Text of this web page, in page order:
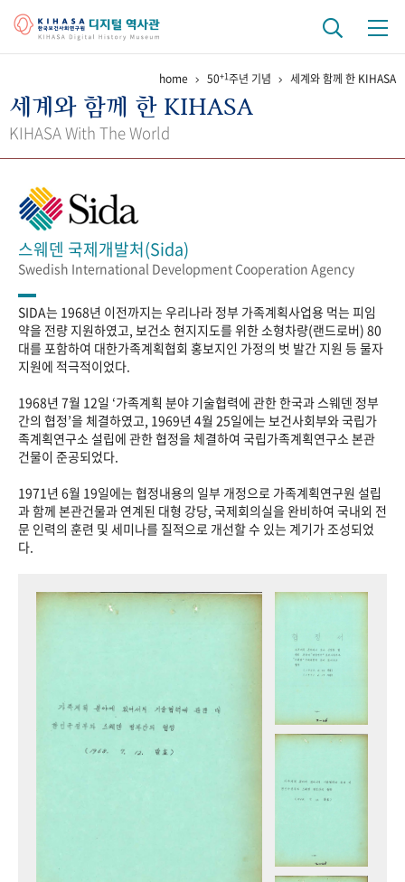
걸어온 길 기관 변천사 역대 기관장
정책과 연구 키워드로 보는 연구 역사
간행물 변천사
기록물 아카이브
사진 아카이브 문서 기록물 행정박물 영상 기록물
성과 50선 숫자로 보는 50년 50+1주년 광장
세계와 함께 한 KIHASA
VR 역사관
home 50+1주년 기념 세계와 함께 한 KIHASA
세계와 함께 한 KIHASA
KIHASA With The World
스웨덴 국제개발처(Sida)
Swedish International Development Cooperation Agency
SIDA는 1968년 이전까지는 우리나라 정부 가족계획사업용 먹는 피임
약을 전량 지원하였고, 보건소 현지지도를 위한 소형차량(랜드로버) 80
대를 포함하여 대한가족계획협회 홍보지인 가정의 벗 발간 지원 등 물자
지원에 적극적이었다.
1968년 7월 12일 ‘가족계획 분야 기술협력에 관한 한국과 스웨덴 정부
간의 협정’을 체결하였고, 1969년 4월 25일에는 보건사회부와 국립가
족계획연구소 설립에 관한 협정을 체결하여 국립가족계획연구소 본관
건물이 준공되었다.
1971년 6월 19일에는 협정내용의 일부 개정으로 가족계획연구원 설립
과 함께 본관건물과 연계된 대형 강당, 국제회의실을 완비하여 국내외 전
문 인력의 훈련 및 세미나를 질적으로 개선할 수 있는 계기가 조성되었
다.